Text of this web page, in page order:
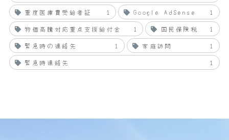
重度医療費受給者証
1 Google AdSense
1
物価高騰対応重点支援給付金
1 国民保険税
1
緊急時の連絡先
1 家庭訪問
1
緊急時連絡先
1